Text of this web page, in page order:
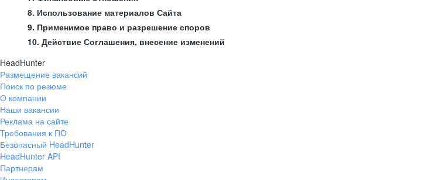
8. Использование материалов Сайта
9. Применимое право и разрешение споров
10. Действие Соглашения, внесение изменений
HeadHunter
Размещение вакансий
Поиск по резюме
О компании
Наши вакансии
Реклама на сайте
Требования к ПО
Безопасный HeadHunter
HeadHunter API
Партнерам